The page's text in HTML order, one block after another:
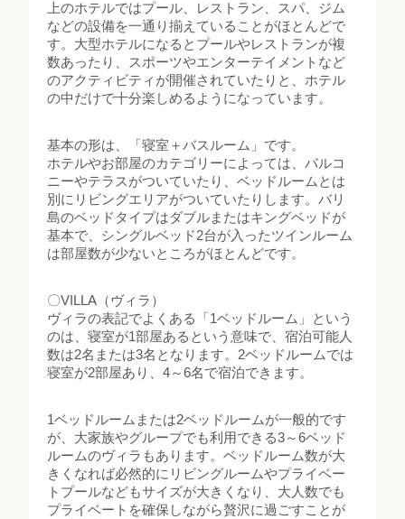
上のホテルではプール、レストラン、スパ、ジム
などの設備を一通り揃えていることがほとんどで
す。大型ホテルになるとプールやレストランが複
数あったり、スポーツやエンターテイメントなど
のアクティビティが開催されていたりと、ホテル
の中だけで十分楽しめるようになっています。
基本の形は、「寝室＋バスルーム」です。
ホテルやお部屋のカテゴリーによっては、バルコ
ニーやテラスがついていたり、ベッドルームとは
別にリビングエリアがついていたりします。バリ
島のベッドタイプはダブルまたはキングベッドが
基本で、シングルベッド2台が入ったツインルーム
は部屋数が少ないところがほとんどです。
〇VILLA（ヴィラ）
ヴィラの表記でよくある「1ベッドルーム」という
のは、寝室が1部屋あるという意味で、宿泊可能人
数は2名または3名となります。2ベッドルームでは
寝室が2部屋あり、4～6名で宿泊できます。
1ベッドルームまたは2ベッドルームが一般的です
が、大家族やグループでも利用できる3～6ベッド
ルームのヴィラもあります。ベッドルーム数が大
きくなれば必然的にリビングルームやプライベー
トプールなどもサイズが大きくなり、大人数でも
プライベートを確保しながら贅沢に過ごすことが